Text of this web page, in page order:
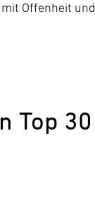
Offenheit
Top 30